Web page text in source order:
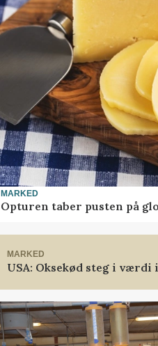
MARKED
Opturen taber pusten på
MARKED
USA: Oksekød steg i